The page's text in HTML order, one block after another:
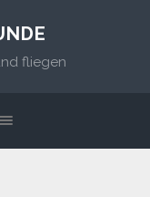
fliegen